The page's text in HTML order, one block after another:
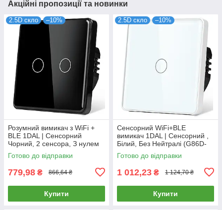
Акційні пропозиції та новинки
2.5D скло –10%
Розумний вимикач з WiFi +
BLE 1DAL | Сенсорний
Чорний, 2 сенсора, З нулем
(G86D-SW2G.WF.BL)
Готово до відправки
779,98 ₴ 866,64 ₴
Купити
2.5D скло –10%
Сенсорний WiFi+BLE
вимикач 1DAL | Сенсорний ,
Білий, Без Нейтралі (G86D-
SW1G.WF.SL.WT)
Готово до відправки
1 012,23 ₴ 1 124,70 ₴
Купити